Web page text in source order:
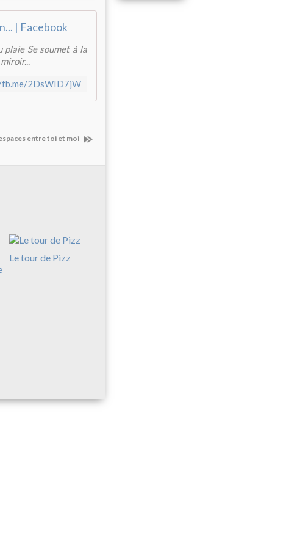
| Facebook
Se soumet à la
2DsWID7jW
entre toi et moi
Le tour de Pizz